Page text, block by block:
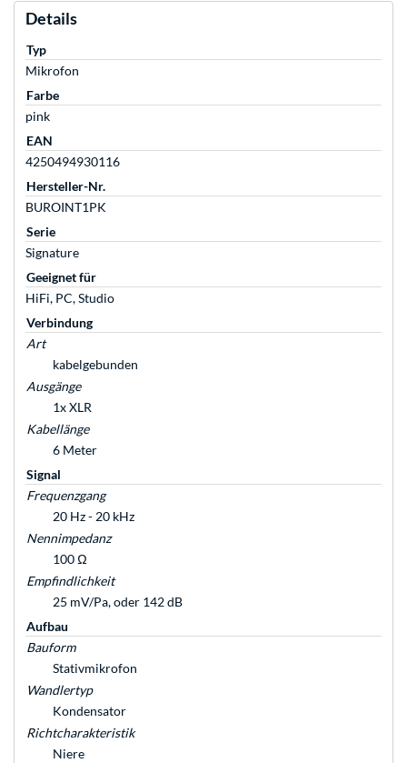
Details
Typ
Mikrofon
Farbe
pink
EAN
4250494930116
Hersteller-Nr.
BUROINT1PK
Serie
Signature
Geeignet für
HiFi, PC, Studio
Verbindung
Art
kabelgebunden
Ausgänge
1x XLR
Kabellänge
6 Meter
Signal
Frequenzgang
20 Hz - 20 kHz
Nennimpedanz
100 Ω
Empfindlichkeit
25 mV/Pa, oder 142 dB
Aufbau
Bauform
Stativmikrofon
Wandlertyp
Kondensator
Richtcharakteristik
Niere